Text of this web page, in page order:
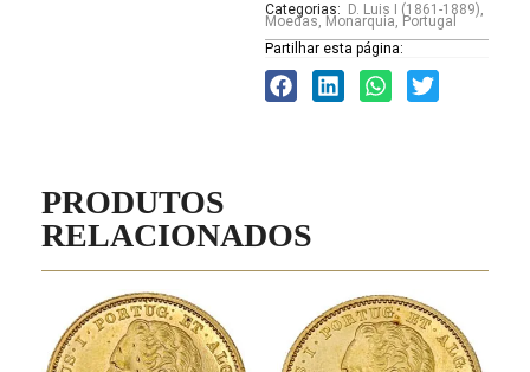
Categorias: D. Luis I (1861-1889),
Moedas, Monarquia, Portugal
Partilhar esta página:
PRODUTOS
RELACIONADOS